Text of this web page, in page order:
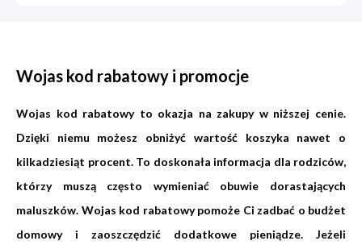
Wojas kod rabatowy i promocje
Wojas kod rabatowy to okazja na zakupy w niższej cenie.
Dzięki niemu możesz obniżyć wartość koszyka nawet o
kilkadziesiąt procent. To doskonała informacja dla rodziców,
którzy muszą często wymieniać obuwie dorastających
maluszków. Wojas kod rabatowy pomoże Ci zadbać o budżet
domowy i zaoszczędzić dodatkowe pieniądze. Jeżeli